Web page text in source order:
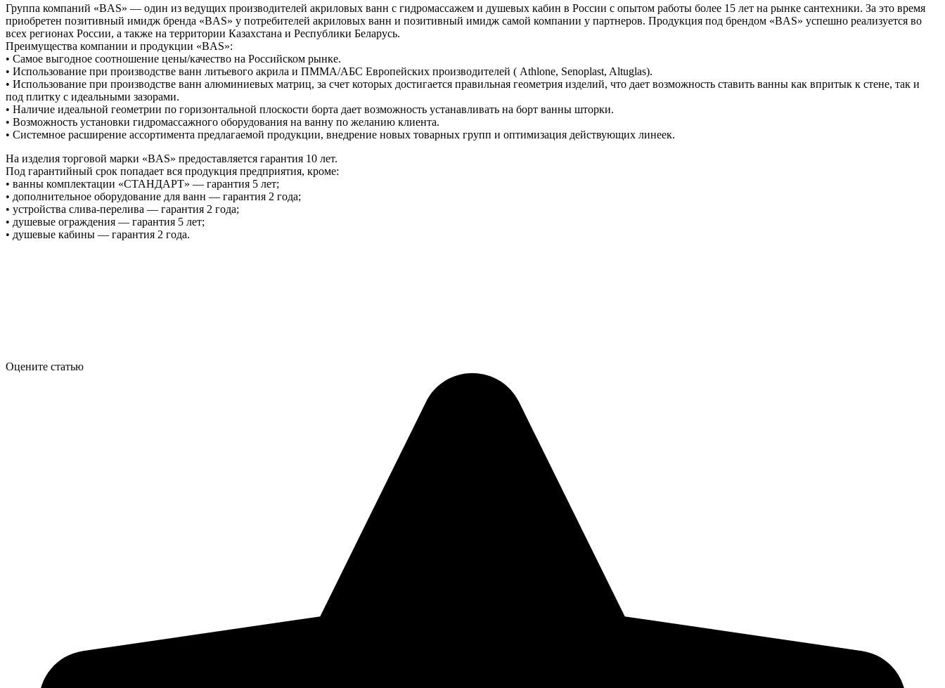
Группа компаний «BAS» — один из ведущих производителей акриловых ванн с гидромассажем и душевых кабин в России с опытом работы более 15 лет на рынке сантехники. За это время
приобретен позитивный имидж бренда «BAS» у потребителей акриловых ванн и позитивный имидж самой компании у партнеров. Продукция под брендом «BAS» успешно реализуется во
всех регионах России, а также на территории Казахстана и Республики Беларусь.
Преимущества компании и продукции «BAS»:
• Самое выгодное соотношение цены/качество на Российском рынке.
• Использование при производстве ванн литьевого акрила и ПММА/АБС Европейских производителей ( Athlone, Senoplast, Altuglas).
• Использование при производстве ванн алюминиевых матриц, за счет которых достигается правильная геометрия изделий, что дает возможность ставить ванны как впритык к стене, так и
под плитку с идеальными зазорами.
• Наличие идеальной геометрии по горизонтальной плоскости борта дает возможность устанавливать на борт ванны шторки.
• Возможность установки гидромассажного оборудования на ванну по желанию клиента.
• Системное расширение ассортимента предлагаемой продукции, внедрение новых товарных групп и оптимизация действующих линеек.
На изделия торговой марки «BAS» предоставляется гарантия 10 лет.
Под гарантийный срок попадает вся продукция предприятия, кроме:
• ванны комплектации «СТАНДАРТ» — гарантия 5 лет;
• дополнительное оборудование для ванн — гарантия 2 года;
• устройства слива-перелива — гарантия 2 года;
• душевые ограждения — гарантия 5 лет;
• душевые кабины — гарантия 2 года.
Оцените статью